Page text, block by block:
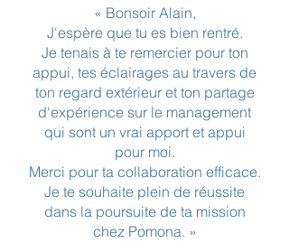
« Bonsoir Alain,
J'espère que tu es bien rentré.
Je tenais à te remercier pour ton
appui, tes éclairages au travers de
ton regard extérieur et ton partage
d'expérience sur le management
qui sont un vrai apport et appui
pour moi.
Merci pour ta collaboration efficace.
Je te souhaite plein de réussite
dans la poursuite de ta mission
chez Pomona. »